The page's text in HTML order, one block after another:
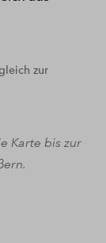
zur
Karte bis zur